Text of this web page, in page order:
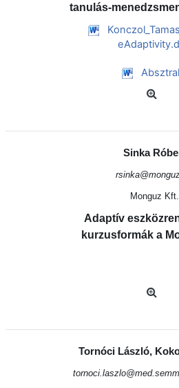
tanulás-
Sinka
Monguz Kft.
Adaptív
kurzusformák a
Tornóci László,